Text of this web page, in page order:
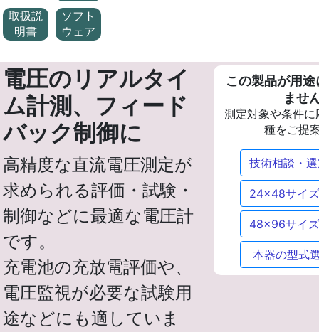
取扱説
明書
ソフト
ウェア
電圧のリアルタイ
ム計測、フィード
バック制御に
高精度な直流電圧測定が
求められる評価・試験・
制御などに最適な電圧計
です。
充電池の充放電評価や、
電圧監視が必要な試験用
途などにも適していま
この製品が用
ませ
測定対象や条件
種をご提
技術相談・
24x48サイ
48x96サイ
本器の型式